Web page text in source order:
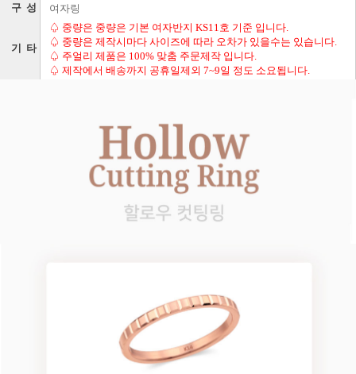
구 성 여자링
기 타
♤ 중량은 중량은 기본 여자반지 KS11호 기준 입니다.
♤ 중량은 제작시마다 사이즈에 따라 오차가 있을수는 있습니다.
♤ 주얼리 제품은 100% 맞춤 주문제작 입니다.
♤ 제작에서 배송까지 공휴일제외 7~9일 정도 소요됩니다.